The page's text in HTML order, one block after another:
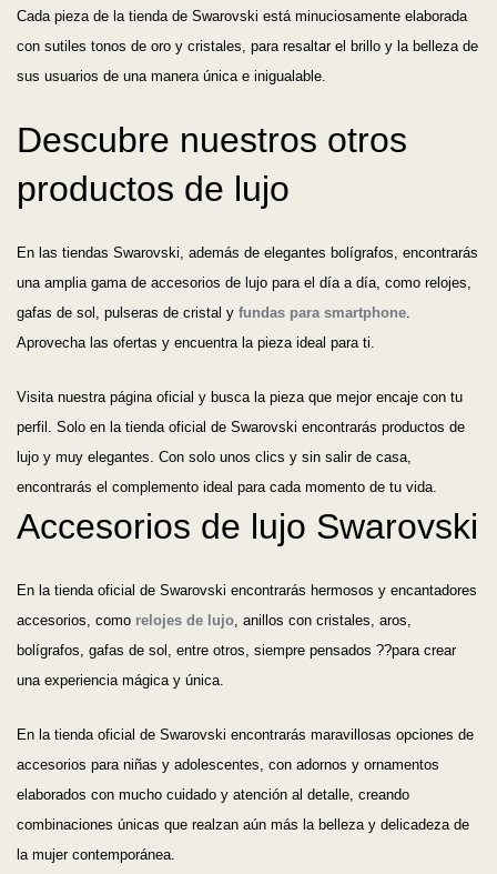
Ordenar por
Precio más alto
A - Z
Z - A
Fecha de lanzamiento
Mejor descuento
Cada pieza de la tienda de Swarovski está minuciosamente elaborada
con sutiles tonos de oro y cristales, para resaltar el brillo y la belleza de
sus usuarios de una manera única e inigualable.
Descubre nuestros otros
productos de lujo
En las tiendas Swarovski, además de elegantes bolígrafos, encontrarás
una amplia gama de accesorios de lujo para el día a día, como relojes,
gafas de sol, pulseras de cristal y fundas para smartphone
Aprovecha las ofertas y encuentra la pieza ideal para ti.
Visita nuestra página oficial y busca la pieza que mejor encaje con tu
perfil. Solo en la tienda oficial de Swarovski encontrarás productos de
lujo y muy elegantes. Con solo unos clics y sin salir de casa,
encontrarás el complemento ideal para cada momento de tu vida.
Accesorios de lujo Swarovski
En la tienda oficial de Swarovski encontrarás hermosos y encantadores
accesorios, como relojes de lujo , anillos con cristales, aros,
bolígrafos, gafas de sol, entre otros, siempre pensados ??para crear
una experiencia mágica y única.
En la tienda oficial de Swarovski encontrarás maravillosas opciones de
accesorios para niñas y adolescentes, con adornos y ornamentos
elaborados con mucho cuidado y atención al detalle, creando
combinaciones únicas que realzan aún más la belleza y delicadeza de
la mujer contemporánea.